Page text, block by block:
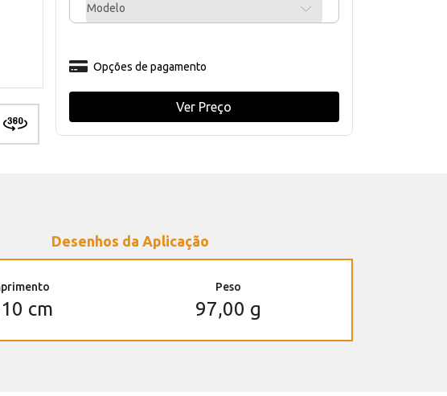
Modelo
Opções de pagamento
Ver Preço
Desenhos da Aplicação
cm
Peso
97,00 g